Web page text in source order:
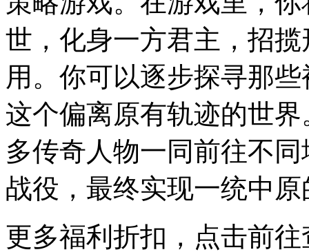
世，化身一方君主，招
用。你可以逐步探寻那
这个偏离原有轨迹的世
多传奇人物一同前往不
战役，最终实现一统中
更多福利折扣，点击前往